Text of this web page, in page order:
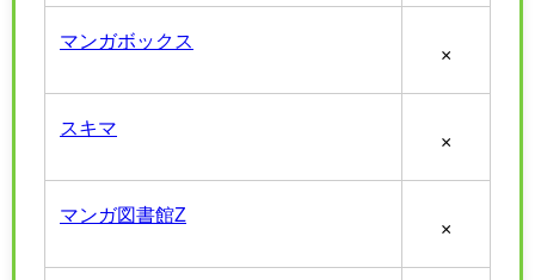
マンガボックス
×
スキマ
×
マンガ図書館Z
×